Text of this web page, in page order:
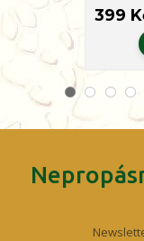
399